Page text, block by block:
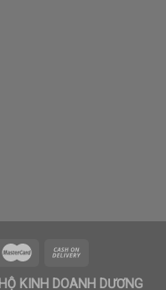
KINH DOANH DƯƠNG